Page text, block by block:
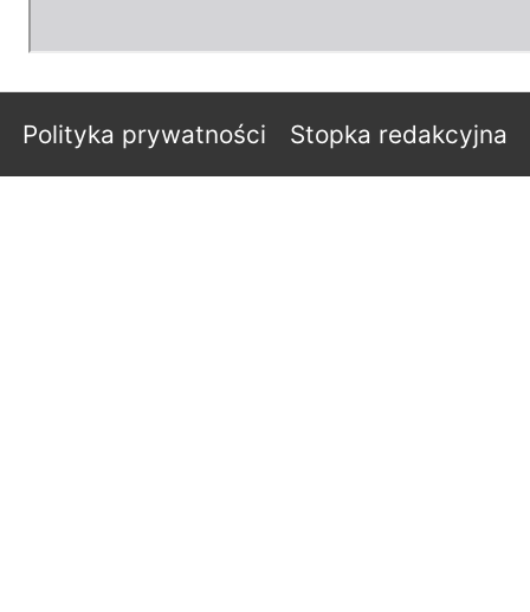
Polityka prywatności Stopka redakcyjna